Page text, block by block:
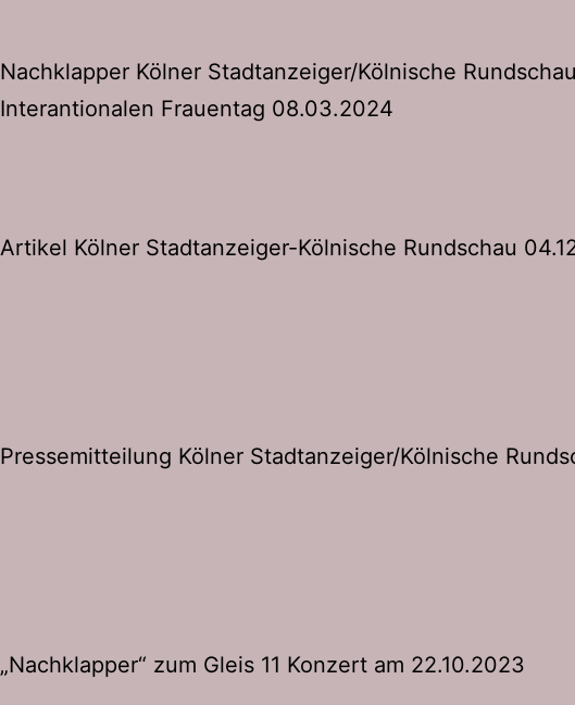
Nachklapper Kölner Stadtanzeiger/Kölnische
Interantionalen Frauentag 08.03.2024
Artikel Kölner Stadtanzeiger-Kölnische Rundschau
Pressemitteilung Kölner Stadtanzeiger/Kölnische
„Nachklapper“ zum Gleis 11 Konzert am 22.10.2023